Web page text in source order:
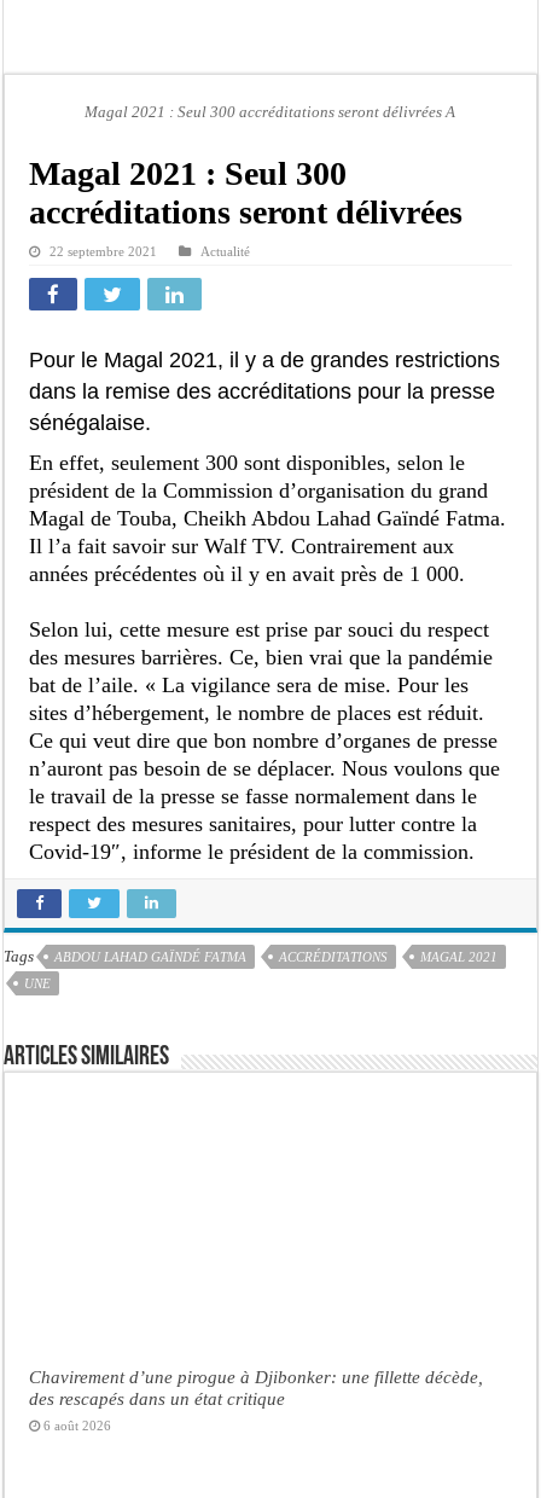
Le Sénégal bénéficie de trois nouveaux financements de la Banque mondiale
Linguère : Un élève de 14 ans meurt noyé dans un bassin de rétention
Gamou 1448 H / 2026 : le Comité scientifique dévoile les fondements du thème
Passation de service au 3FPT : Soulèye Kane officiellement installé, il décline
Magal 2021 : Seul 300 accréditations seront délivrées A
Magal 2021 : Seul 300
accréditations seront délivrées
22 septembre 2021 Actualité
Pour le Magal 2021, il y a de grandes restrictions
dans la remise des accréditations pour la presse
sénégalaise.
En effet, seulement 300 sont disponibles, selon le
président de la Commission d’organisation du grand
Magal de Touba, Cheikh Abdou Lahad Gaïndé Fatma.
Il l’a fait savoir sur Walf TV. Contrairement aux
années précédentes où il y en avait près de 1 000.
Selon lui, cette mesure est prise par souci du respect
des mesures barrières. Ce, bien vrai que la pandémie
bat de l’aile. « La vigilance sera de mise. Pour les
sites d’hébergement, le nombre de places est réduit.
Ce qui veut dire que bon nombre d’organes de presse
n’auront pas besoin de se déplacer. Nous voulons que
le travail de la presse se fasse normalement dans le
respect des mesures sanitaires, pour lutter contre la
Covid-19″, informe le président de la commission.
Tags ABDOU LAHAD GAÏNDÉ FATMA ACCRÉDITATIONS
MAGAL 2021
UNE
Articles similaires
Chavirement d’une pirogue à Djibonker: une fillette décède,
des rescapés dans un état critique
6 août 2026